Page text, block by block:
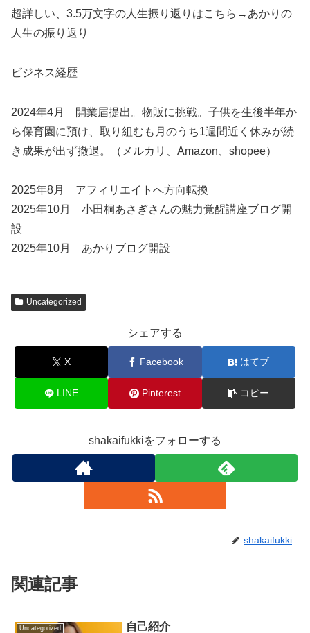
超詳しい、3.5万文字の人生振り返りはこちら→あかりの
人生の振り返り
ビジネス経歴
2024年4月 開業届提出。物販に挑戦。子供を生後半年か
ら保育園に預け、取り組むも月のうち1週間近く休みが続
き成果が出ず撤退。（メルカリ、Amazon、shopee）
2025年8月 アフィリエイトへ方向転換
2025年10月 小田桐あさぎさんの魅力覚醒講座ブログ開
設
2025年10月 あかりブログ開設
Uncategorized
シェアする
X Facebook はてブ
LINE Pinterest コピー
shakaifukkiをフォローする
shakaifukki
関連記事
Uncategorized 自己紹介